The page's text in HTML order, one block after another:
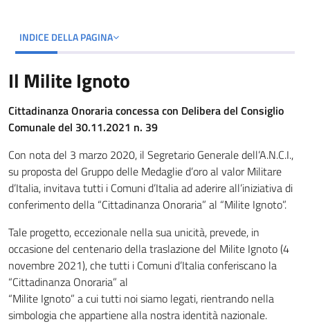
INDICE DELLA PAGINA
Il Milite Ignoto
Cittadinanza Onoraria concessa con Delibera del Consiglio
Comunale del 30.11.2021 n. 39
Con nota del 3 marzo 2020, il Segretario Generale dell’A.N.C.I.,
su proposta del Gruppo delle Medaglie d’oro al valor Militare
d’Italia, invitava tutti i Comuni d’Italia ad aderire all’iniziativa di
conferimento della “Cittadinanza Onoraria” al “Milite Ignoto”.
Tale progetto, eccezionale nella sua unicità, prevede, in
occasione del centenario della traslazione del Milite Ignoto (4
novembre 2021), che tutti i Comuni d’Italia conferiscano la
“Cittadinanza Onoraria” al
“Milite Ignoto” a cui tutti noi siamo legati, rientrando nella
simbologia che appartiene alla nostra identità nazionale.